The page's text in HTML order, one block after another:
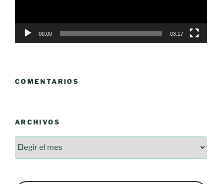
00:00 03:17
COMENTARIOS
ARCHIVOS
Archivos